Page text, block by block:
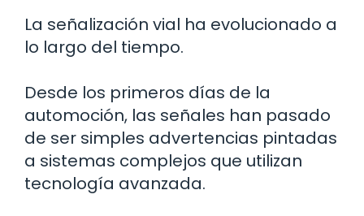
La señalización vial ha evolucionado a
lo largo del tiempo.
Desde los primeros días de la
automoción, las señales han pasado
de ser simples advertencias pintadas
a sistemas complejos que utilizan
tecnología avanzada.